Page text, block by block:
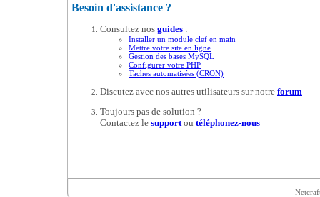
Besoin d'assistance ?
Consultez nos guides :
Installer un module clef en main
Mettre votre site en ligne
Gestion des bases MySQL
Configurer votre PHP
Taches automatisées (CRON)
Discutez avec nos autres utilisateurs sur notre forum
Toujours pas de solution ?
Contactez le supportou téléphonez-nous